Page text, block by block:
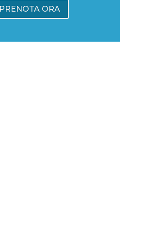
PRENOTA ORA